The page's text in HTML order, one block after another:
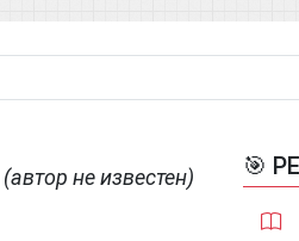
не известен) 🎯